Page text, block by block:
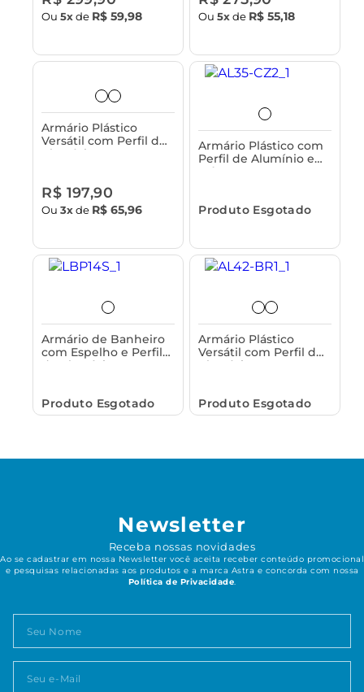
Ou5xde R$ 59,98 Ou5xde R$ 55,18
Armário Plástico
Versátil com Perfil de
Alumínio 31x10x36cm
R$ 197,90
Ou3xde R$ 65,96
Armário Plástico com
Perfil de Alumínio e
Máscara 38x11x47cm
Produto Esgotado
Armário de Banheiro
com Espelho e Perfil
de Alumínio 3 Portas
Produto Esgotado
Armário Plástico
Versátil com Perfil de
Alumínio 31x10x36cm
Produto Esgotado
Newsletter
Receba nossas novidades
Ao se cadastrar em nossa Newsletter você aceita receber conteúdo promocional
e pesquisas relacionadas aos produtos e a marca Astra e concorda com nossa
Política de Privacidade.